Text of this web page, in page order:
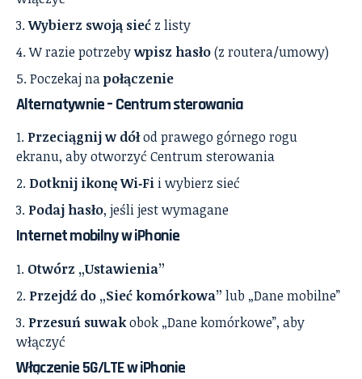
Wybierz swoją sieć z listy
W razie potrzebywpisz hasło(z routera/umowy)
Poczekaj napołączenie
Alternatywnie – Centrum sterowania
Przeciągnij w dółod prawego górnego rogu
ekranu, aby otworzyć Centrum sterowania
Dotknij ikonę Wi‑Fi i wybierz sieć
Podaj hasło, jeśli jest wymagane
Internet mobilny w iPhonie
Otwórz „Ustawienia”
Przejdź do „Sieć komórkowa” lub „Dane mobilne”
Przesuń suwakobok „Dane komórkowe”, aby
włączyć
Włączenie 5G/LTE w iPhonie